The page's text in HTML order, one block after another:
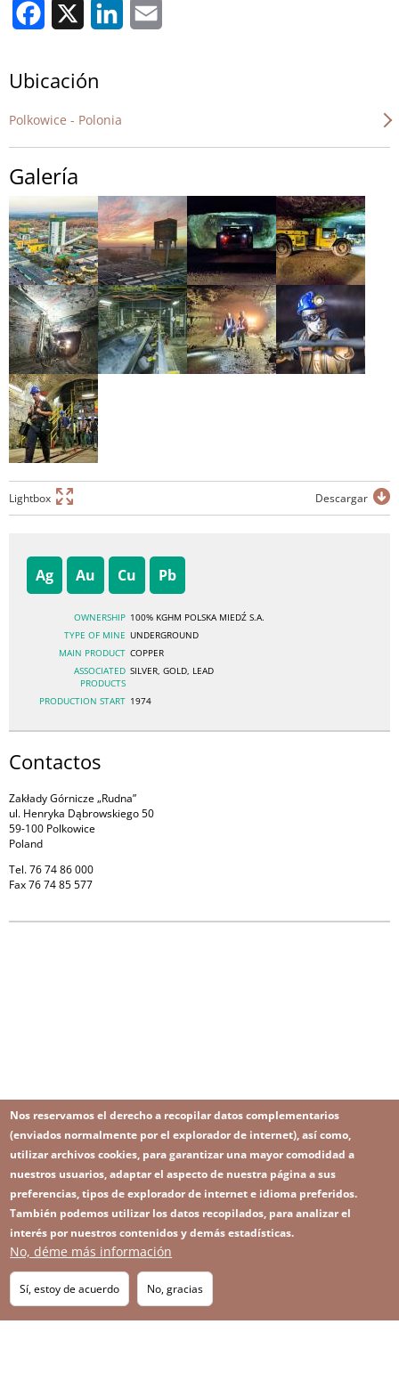
Facebook LinkedIn
Ubicación
Polkowice - Polonia
Galería
Lightbox Descargar
Ag Au Cu Pb
OWNERSHIP 100% KGHM POLSKA MIEDŹ S.A.
TYPE OF MINE UNDERGROUND
MAIN PRODUCT COPPER
ASSOCIATED
PRODUCTS
SILVER, GOLD, LEAD
PRODUCTION START 1974
Contactos
Zakłady Górnicze „Rudna”
ul. Henryka Dąbrowskiego 50
59-100 Polkowice
Poland
Tel. 76 74 86 000
Fax 76 74 85 577
Footer
menu
Suscríbase a nuestro Newsletter
Image
SITEMAP
IMAGE
Nos reservamos el derecho a recopilar datos complementarios
(enviados normalmente por el explorador de internet), así como,
utilizar archivos cookies, para garantizar una mayor comodidad a
nuestros usuarios, adaptar el aspecto de nuestra página a sus
preferencias, tipos de explorador de internet e idioma preferidos.
También podemos utilizar los datos recopilados, para analizar el
interés por nuestros contenidos y demás estadísticas.
No, déme más información
Sí, estoy de acuerdo No, gracias